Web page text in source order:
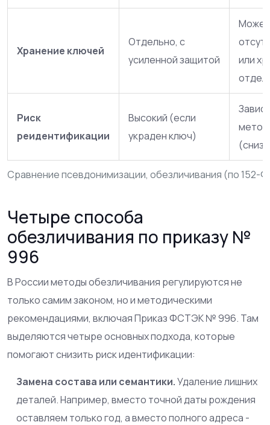
Сравнение псевдонимизации, обезличивания (по 152-
Хранение ключей
Отдельно, с
усиленной защитой
Может
или
Риск
реидентификации
Высокий (если
украден ключ)
Четыре способа
обезличивания по приказу №
996
В России методы обезличивания регулируются не
только самим законом, но и методическими
рекомендациями, включая Приказ ФСТЭК № 996. Там
выделяются четыре основных подхода, которые
помогают снизить риск идентификации:
Замена состава или семантики.Удаление лишних
деталей. Например, вместо точной даты рождения
оставляем только год, а вместо полного адреса -